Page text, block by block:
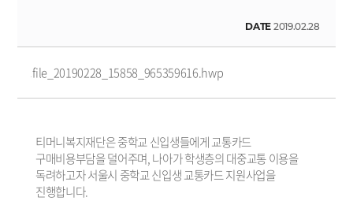
DATE 2019.02.28
file_20190228_15858_965359616.hwp
티머니복지재단은 중학교 신입생들에게 교통카드
구매비용부담을 덜어주며, 나아가 학생층의 대중교통 이용을
독려하고자 서울시 중학교 신입생 교통카드 지원사업을
진행합니다.